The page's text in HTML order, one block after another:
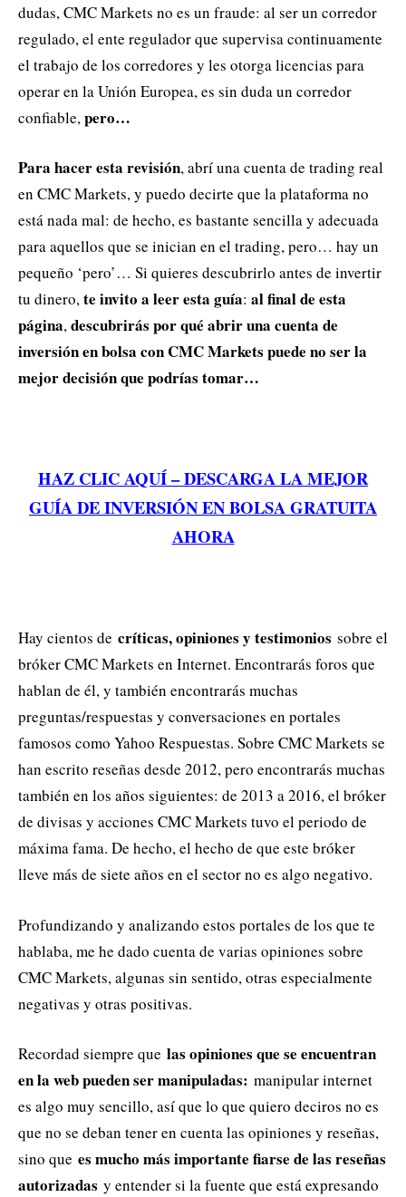
dudas, CMC Markets no es un fraude: al ser un corredor
regulado, el ente regulador que supervisa continuamente
el trabajo de los corredores y les otorga licencias para
operar en la Unión Europea, es sin duda un corredor
confiable, pero…
Para hacer esta revisión, abrí una cuenta de trading real
en CMC Markets, y puedo decirte que la plataforma no
está nada mal: de hecho, es bastante sencilla y adecuada
para aquellos que se inician en el trading, pero… hay un
pequeño ‘pero’… Si quieres descubrirlo antes de invertir
tu dinero,te invito a leer esta guía: al final de esta
página,descubrirás por qué abrir una cuenta de
inversión en bolsa con CMC Markets puede no ser la
mejor decisión que podrías tomar…
HAZ CLIC AQUÍ – DESCARGA LA MEJOR
GUÍA DE INVERSIÓN EN BOLSA GRATUITA
AHORA
Hay cientos de críticas, opiniones y testimonios sobre el
bróker CMC Markets en Internet. Encontrarás foros que
hablan de él, y también encontrarás muchas
preguntas/respuestas y conversaciones en portales
famosos como Yahoo Respuestas. Sobre CMC Markets se
han escrito reseñas desde 2012, pero encontrarás muchas
también en los años siguientes: de 2013 a 2016, el bróker
de divisas y acciones CMC Markets tuvo el periodo de
máxima fama. De hecho, el hecho de que este bróker
lleve más de siete años en el sector no es algo negativo.
Profundizando y analizando estos portales de los que te
hablaba, me he dado cuenta de varias opiniones sobre
CMC Markets, algunas sin sentido, otras especialmente
negativas y otras positivas.
Recordad siempre que las opiniones que se encuentran
en la web pueden ser manipuladas: manipular internet
es algo muy sencillo, así que lo que quiero deciros no es
que no se deban tener en cuenta las opiniones y reseñas,
sino que es mucho más importante fiarse de las reseñas
autorizadas y entender si la fuente que está expresando